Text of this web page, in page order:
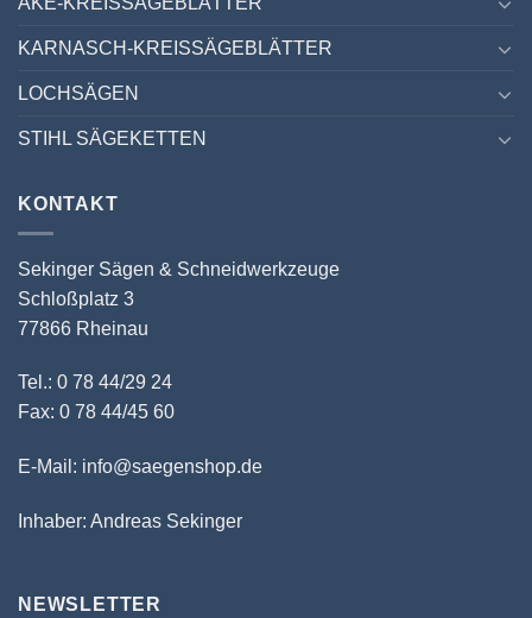
KARNASCH-KREISSÄGEBLÄTTER
LOCHSÄGEN
STIHL SÄGEKETTEN
KONTAKT
Sekinger Sägen & Schneidwerkzeuge
Schloßplatz 3
77866 Rheinau
Tel.: 0 78 44/29 24
Fax: 0 78 44/45 60
E-Mail: info@saegenshop.de
Inhaber: Andreas Sekinger
NEWSLETTER